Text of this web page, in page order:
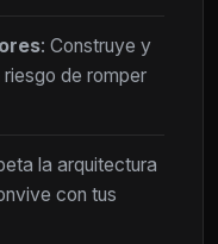
: Construye y
de romper
la arquitectura
con tus